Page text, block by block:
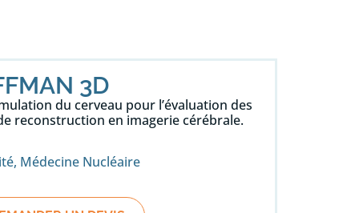
3D
du cerveau pour l’évaluation des
reconstruction en imagerie cérébrale.
, Médecine Nucléaire